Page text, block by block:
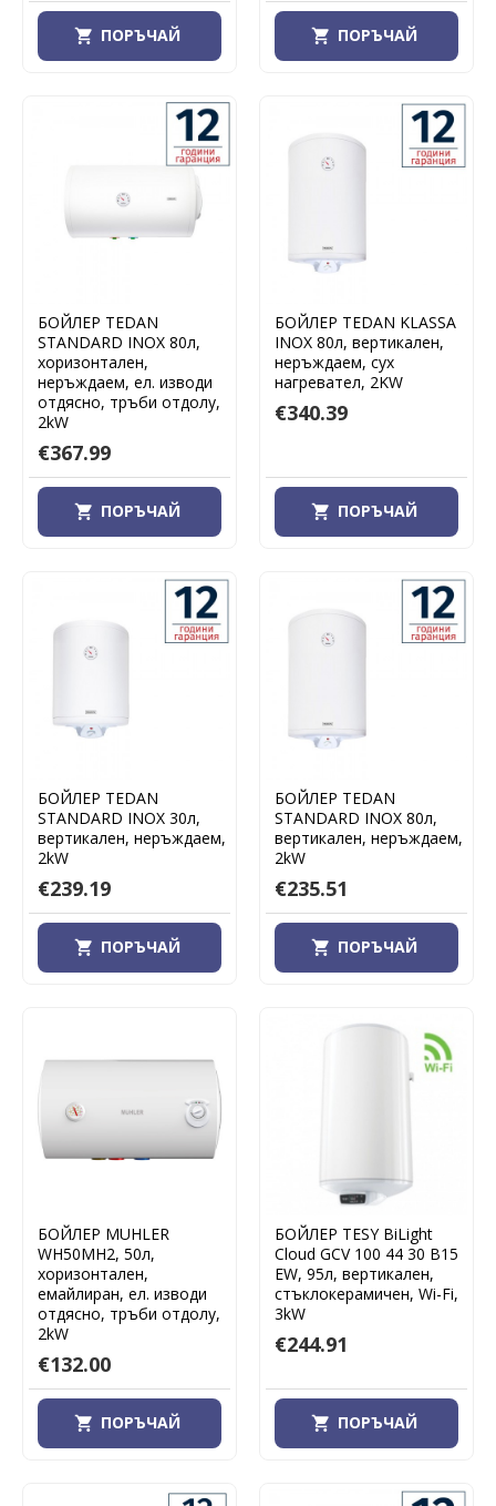
ПОРЪЧАЙ ПОРЪЧАЙ
БОЙЛЕР TEDAN
STANDARD INOX 80л,
хоризонтален,
неръждаем, ел. изводи
отдясно, тръби отдолу,
2kW
€367.99
ПОРЪЧАЙ
БОЙЛЕР TEDAN KLASSA
INOX 80л, вертикален,
неръждаем, сух
нагревател, 2KW
€340.39
ПОРЪЧАЙ
БОЙЛЕР TEDAN
STANDARD INOX 30л,
вертикален, неръждаем,
2kW
€239.19
ПОРЪЧАЙ
БОЙЛЕР TEDAN
STANDARD INOX 80л,
вертикален, неръждаем,
2kW
€235.51
ПОРЪЧАЙ
БОЙЛЕР MUHLER
WH50MH2, 50л,
хоризонтален,
емайлиран, ел. изводи
отдясно, тръби отдолу,
2kW
€132.00
ПОРЪЧАЙ
БОЙЛЕР TESY BiLight
Cloud GCV 100 44 30 B15
EW, 95л, вертикален,
стъклокерамичен, Wi-Fi,
3kW
€244.91
ПОРЪЧАЙ